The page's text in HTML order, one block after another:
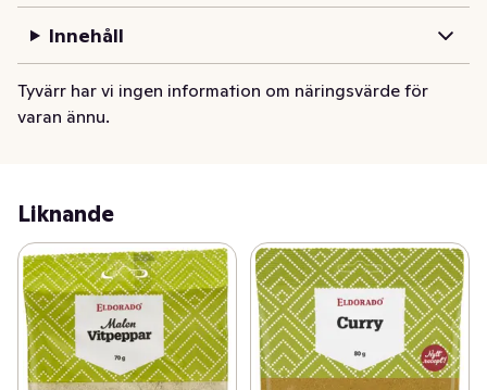
Innehåll
Tyvärr har vi ingen information om näringsvärde för
varan ännu.
Liknande